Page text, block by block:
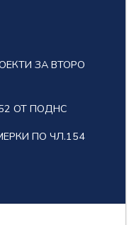
ЗА ВТОРО
ОТ ПОДНС
ПО ЧЛ.154